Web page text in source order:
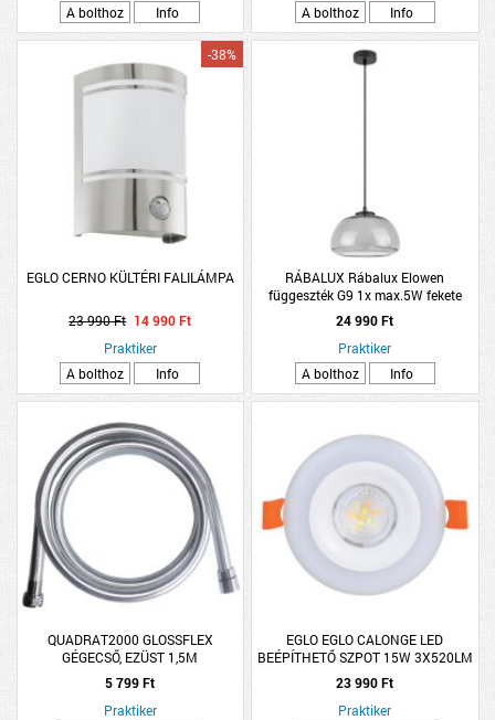
A bolthoz
Info
A bolthoz
Info
EGLO CERNO KÜLTÉRI FALILÁMPA
-38%
23 990 Ft 14 990 Ft
Praktiker
A bolthoz
Info
RÁBALUX Rábalux Elowen
függeszték G9 1x max.5W fekete
24 990 Ft
Praktiker
A bolthoz
Info
QUADRAT2000 GLOSSFLEX
GÉGECSŐ, EZÜST 1,5M
5 799 Ft
Praktiker
EGLO EGLO CALONGE LED
BEÉPÍTHETŐ SZPOT 15W 3X520LM
RGB IP44 9,8CM FEHÉR
3DB/CSOMAG
23 990 Ft
Praktiker